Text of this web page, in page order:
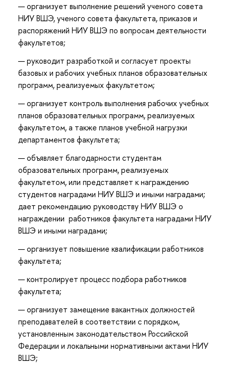
организует выполнение решений ученого совета
НИУ ВШЭ, ученого совета факультета, приказов и
распоряжений НИУ ВШЭ по вопросам деятельности
факультетов;
руководит разработкой и согласует проекты
базовых и рабочих учебных планов образовательных
программ, реализуемых факультетом;
организует контроль выполнения рабочих учебных
планов образовательных программ, реализуемых
факультетом, а также планов учебной нагрузки
департаментов факультета;
объявляет благодарности студентам
образовательных программ, реализуемых
факультетом, или представляет к награждению
студентов наградами НИУ ВШЭ и иными наградами;
дает рекомендацию руководству НИУ ВШЭ о
награждении работников факультета наградами НИУ
ВШЭ и иными наградами;
организует повышение квалификации работников
факультета;
контролирует процесс подбора работников
факультета;
организует замещение вакантных должностей
преподавателей в соответствии с порядком,
установленным законодательством Российской
Федерации и локальными нормативными актами НИУ
ВШЭ;